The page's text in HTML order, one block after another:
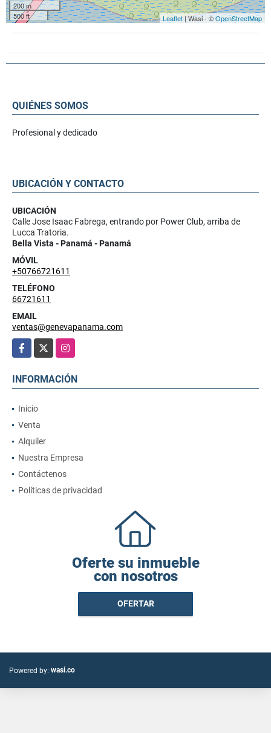
200 m
500 ft
Leaflet| Wasi - ©OpenStreetMap
QUIÉNES SOMOS
Profesional y dedicado
UBICACIÓN Y CONTACTO
UBICACIÓN
Calle Jose Isaac Fabrega, entrando por Power Club, arriba de
Lucca Tratoria.
Bella Vista - Panamá - Panamá
MÓVIL
+50766721611
TELÉFONO
66721611
EMAIL
ventas@genevapanama.com
Facebook
Instagram
INFORMACIÓN
Inicio
Venta
Alquiler
Nuestra Empresa
Contáctenos
Políticas de privacidad
Oferte su inmueble
con nosotros
OFERTAR
Powered by: wasi.co